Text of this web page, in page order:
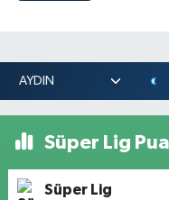
Süper Lig
Süper Lig